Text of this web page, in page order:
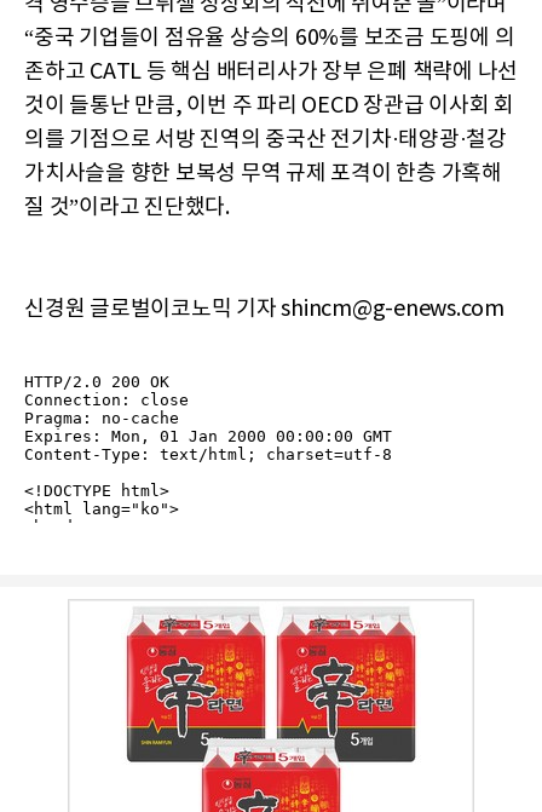
“중국 기업들이 점유율 상승의 60%를 보조금 도핑에 의
존하고 CATL 등 핵심 배터리사가 장부 은폐 책략에 나선
것이 들통난 만큼, 이번 주 파리 OECD 장관급 이사회 회
의를 기점으로 서방 진역의 중국산 전기차·태양광·철강
가치사슬을 향한 보복성 무역 규제 포격이 한층 가혹해
질 것”이라고 진단했다.
신경원 글로벌이코노믹 기자 shincm@g-enews.com